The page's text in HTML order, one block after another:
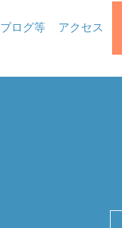
ブログ等 アクセス